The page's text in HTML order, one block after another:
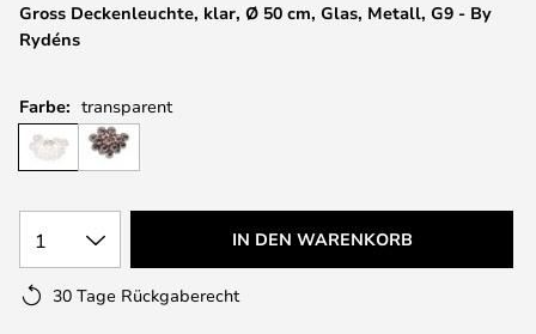
Gross Deckenleuchte, klar, Ø 50 cm, Glas, Metall, G9 - By
Rydéns
Farbe: transparent
1 IN DEN WARENKORB
30 Tage Rückgaberecht